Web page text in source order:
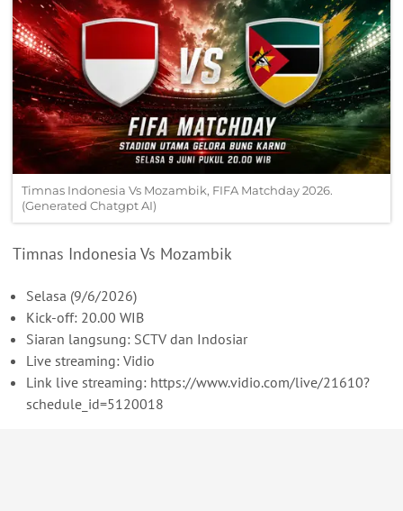
Timnas Indonesia Vs Mozambik, FIFA Matchday 2026.
(Generated Chatgpt AI)
Timnas Indonesia Vs Mozambik
Selasa (9/6/2026)
Kick-off: 20.00 WIB
Siaran langsung: SCTV dan Indosiar
Live streaming: Vidio
Link live streaming: https://www.vidio.com/live/21610?
schedule_id=5120018